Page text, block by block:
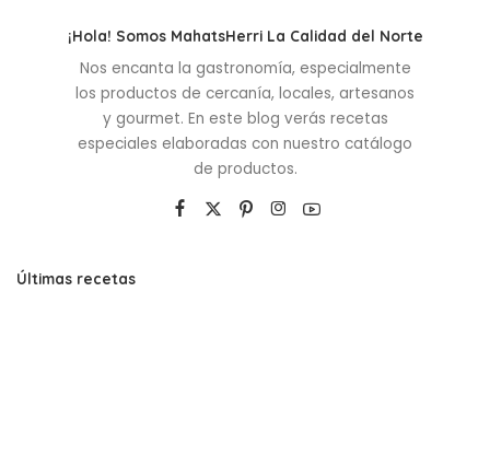
¡Hola! Somos MahatsHerri La Calidad del Norte
Nos encanta la gastronomía, especialmente
los productos de cercanía, locales, artesanos
y gourmet. En este blog verás recetas
especiales elaboradas con nuestro catálogo
de productos.
Últimas recetas